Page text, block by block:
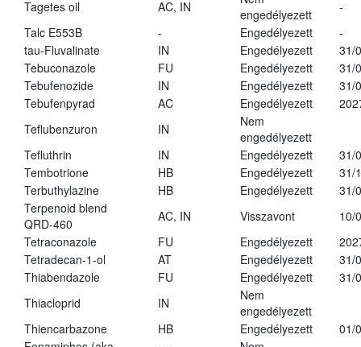
Tagetes oil
AC, IN
engedélyezett
-
Talc E553B
- Engedélyezett
-
tau-Fluvalinate
IN Engedélyezett
31/
Tebuconazole
FU Engedélyezett
31/
Tebufenozide
IN Engedélyezett
31/
Tebufenpyrad
AC Engedélyezett
Teflubenzuron
IN
Nem
engedélyezett
Tefluthrin
IN Engedélyezett
31/
Tembotrione
HB Engedélyezett
31/
Terbuthylazine
HB Engedélyezett
31/
Terpenoid blend
QRD-460
AC, IN Visszavont
10/
Tetraconazole
FU Engedélyezett
Tetradecan-1-ol
AT Engedélyezett
31/
Thiabendazole
FU Engedélyezett
31/
Thiacloprid
IN
Nem
engedélyezett
Thiencarbazone
HB Engedélyezett
01/